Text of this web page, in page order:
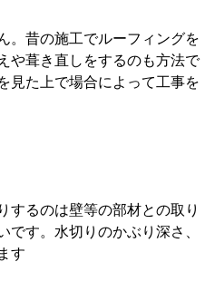
。昔の施工でルーフィングを
や葺き直しをするのも方法で
見た上で場合によって工事を
するのは壁等の部材との取り
です。水切りのかぶり深さ、
す